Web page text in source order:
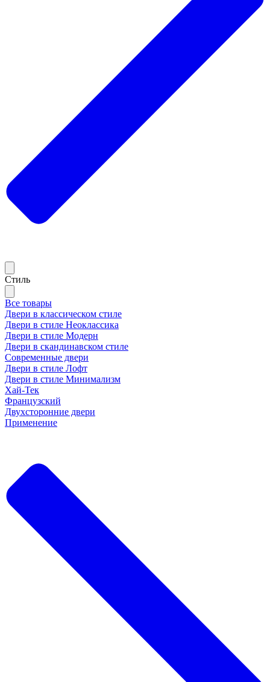
Стиль
Все товары
Двери в классическом стиле
Двери в стиле Неоклассика
Двери в стиле Модерн
Двери в скандинавском стиле
Современные двери
Двери в стиле Лофт
Двери в стиле Минимализм
Хай-Тек
Французский
Двухсторонние двери
Применение